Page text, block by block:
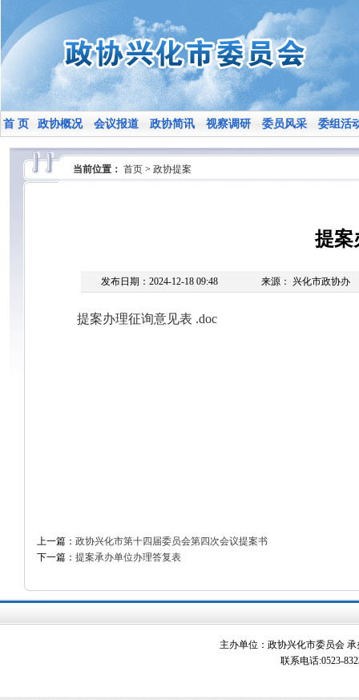
首 页 政协概况 会议报道 政协简讯 视察调研 委员风采 委组活
当前位置： 首页 > 政协提案
提案
发布日期：2024-12-18 09:48 来源： 兴化市政协办
提案办理征询意见表 .doc
上一篇： 政协兴化市第十四届委员会第四次会议提案书
下一篇： 提案承办单位办理答复表
主办单位：政协兴化市委员会
联系电话:0523-